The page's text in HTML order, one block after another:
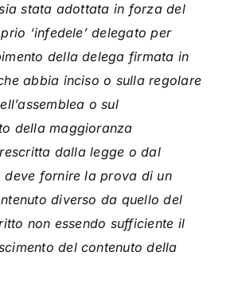
stata adottata in forza del
‘infedele’ delegato per
della delega firmata in
abbia inciso o sulla regolare
o sul
della maggioranza
dalla legge o dal
deve fornire la prova di un
diverso da quello del
non essendo sufficiente il
del contenuto della